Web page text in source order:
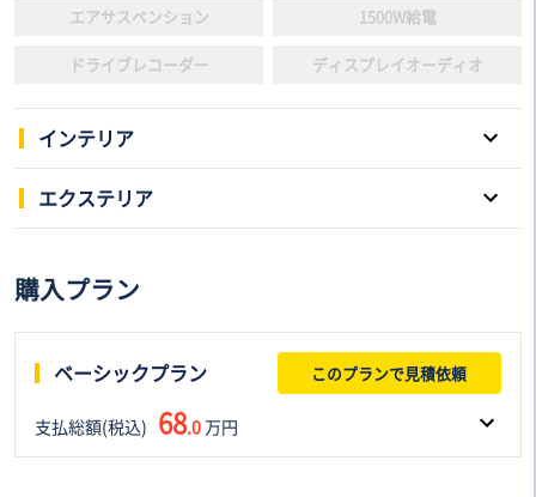
エアサスペンション 1500W給電
ドライブレコーダー ディスプレイオーディオ
インテリア
パワーウインドウ
スマートキー 本革シート
3列シート
フルフラットシート 後席モニター
シートヒーター シートエアコン
ウォークスルー
エクステリア
アルミホイール
エアロパーツ アダプティプヘッドライト
フロントフォグランプ
購入プラン
ベーシックプラン このプランで見積依頼
支払総額(税込) 68.0万円